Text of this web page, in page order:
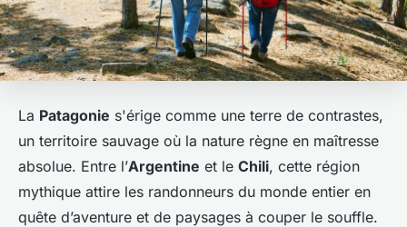
La Patagonie s'érige comme une terre de contrastes,
un territoire sauvage où la nature règne en maîtresse
absolue. Entre l’Argentine et le Chili, cette région
mythique attire les randonneurs du monde entier en
quête d’aventure et de paysages à couper le souffle.